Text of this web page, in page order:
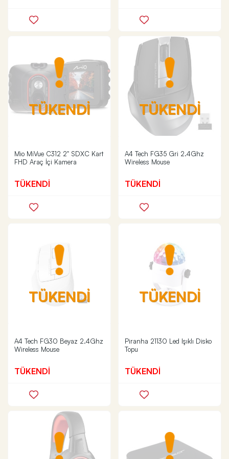
TÜKENDİ
Mio MiVue C312 2" SDXC Kart
FHD Araç İçi Kamera
TÜKENDİ
TÜKENDİ
A4 Tech FG35 Gri 2.4Ghz
Wireless Mouse
TÜKENDİ
TÜKENDİ
A4 Tech FG30 Beyaz 2.4Ghz
Wireless Mouse
TÜKENDİ
TÜKENDİ
Piranha 21130 Led Işıklı Disko
Topu
TÜKENDİ